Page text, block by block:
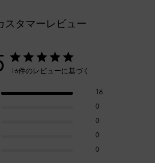
スタマーレビュー
16件のレビューに基づく
16
0
0
0
0